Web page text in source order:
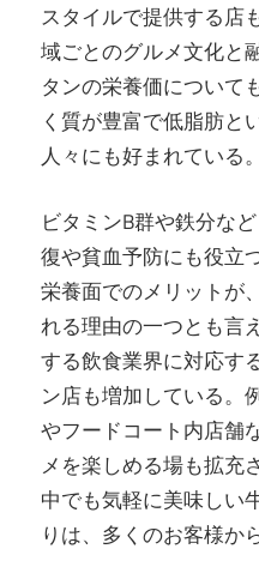
スタイルで提供する店
域ごとのグルメ文化と
タンの栄養価について
く質が豊富で低脂肪と
人々にも好まれている。
ビタミンB群や鉄分な
復や貧血予防にも役立
栄養面でのメリットが
れる理由の一つとも言
する飲食業界に対応す
ン店も増加している。
やフードコート内店舗
メを楽しめる場も拡充
中でも気軽に美味しい
りは、多くのお客様か